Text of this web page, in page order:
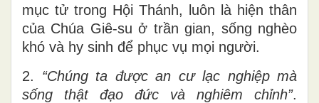
mục tử trong Hội Thánh, luôn là hiện thân
của Chúa Giê-su ở trần gian, sống nghèo
khó và hy sinh để phục vụ mọi người.
2. “Chúng ta được an cư lạc nghiệp mà
sống thật đạo đức và nghiêm chỉnh”.